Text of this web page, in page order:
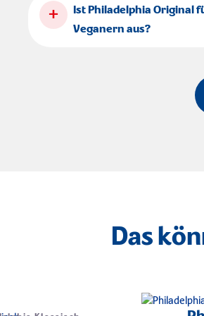
+
Ist Philadelphia Original
Veganern aus?
Das